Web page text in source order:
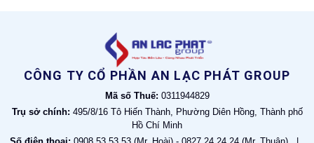
CÔNG TY CỔ PHẦN AN LẠC PHÁT GROUP
Mã số Thuế: 0311944829
Trụ sở chính: 495/8/16 Tô Hiến Thành, Phường Diên Hồng, Thành phố
Hồ Chí Minh